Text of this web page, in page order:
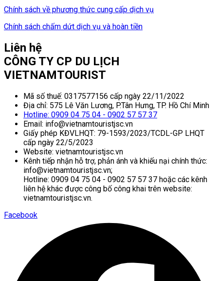
Chính sách về phương thức cung cấp dịch vụ
Chính sách chấm dứt dịch vụ và hoàn tiền
Liên hệ
CÔNG TY CP DU LỊCH
VIETNAMTOURIST
Mã số thuế: 0317577156 cấp ngày 22/11/2022
Địa chỉ: 575 Lê Văn Lương, P.Tân Hưng, TP. Hồ Chí Minh
Hotline: 0909 04 75 04 - 0902 57 57 37
Email: info@vietnamtouristjsc.vn
Giấy phép KĐVLHQT: 79-1593/2023/TCDL-GP LHQT
cấp ngày 22/5/2023
Website: vietnamtouristjsc.vn
Kênh tiếp nhận hỗ trợ, phản ánh và khiếu nại chính thức:
info@vietnamtouristjsc.vn;
Hotline: 0909 04 75 04 - 0902 57 57 37 hoặc các kênh
liên hệ khác được công bố công khai trên website:
vietnamtouristjsc.vn.
Facebook